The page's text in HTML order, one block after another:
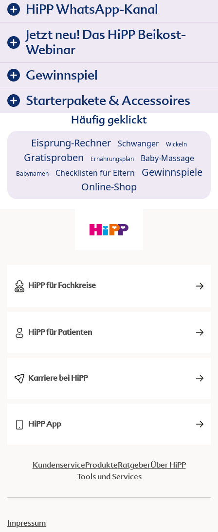
HiPP WhatsApp-Kanal
Jetzt neu! Das HiPP Beikost-
Webinar
Gewinnspiel
Starterpakete & Accessoires
Häufig geklickt
Eisprung-Rechner Schwanger Wickeln
Gratisproben Ernährungsplan Baby-Massage
Babynamen Checklisten für Eltern
Gewinnspiele
Online-Shop
HiPP für Fachkreise
HiPP für Patienten
Karriere bei HiPP
HiPP App
KundenserviceProdukteRatgeberÜber HiPP
Tools und Services
Impressum